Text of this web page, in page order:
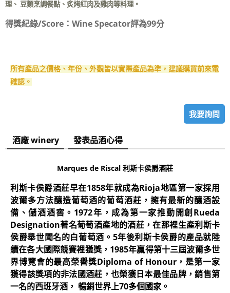
理、 豆類烹調餐點、炙烤紅肉及雞肉等料理。
得獎紀錄/Score： Wine Specator評為99分
所有產品之價格、年份、外觀皆以實際產品為準，建議購買前來電
確認。
我要詢問
酒廠 winery 發表品酒心得
Marques de Riscal 利斯卡侯爵酒莊
利斯卡侯爵酒莊早在1858年就成為Rioja地區第一家採用
波爾多方法釀造葡萄酒的葡萄酒莊，擁有最新的釀酒設
備、儲酒酒窖。1972年，成為第一家推動開創Rueda
Designation著名葡萄酒產地的酒莊，在那裡生產利斯卡
侯爵舉世聞名的白葡萄酒。5年後利斯卡侯爵的產品就陸
續在各大國際競賽裡獲獎，1985年贏得第十三屆波爾多世
界博覽會的最高榮譽獎Diploma of Honour，是第一家
獲得該獎項的非法國酒莊，也榮獲日本最佳品牌，銷售第
一名的西班牙酒， 暢銷世界上70多個國家。